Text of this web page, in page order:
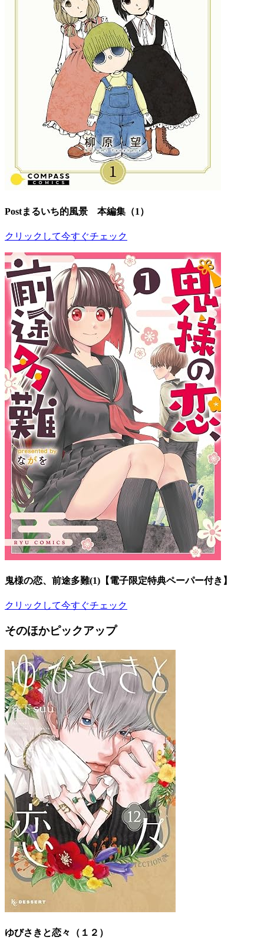
Postまるいち的風景 本編集（1）
クリックして今すぐチェック
鬼様の恋、前途多難(1)【電子限定特典ペーパー付き】
クリックして今すぐチェック
そのほかピックアップ
ゆびさきと恋々（１２）